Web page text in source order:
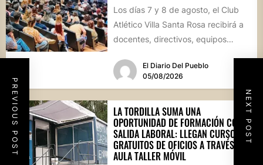
PREVIOUS POST NEXT POST
Los días 7 y 8 de agosto, el Club
Atlético Villa Santa Rosa recibirá a
docentes, directivos, equipos
El Diario Del Pueblo
05/08/2026
LA TORDILLA SUMA UNA
OPORTUNIDAD DE FORMACIÓN CON
SALIDA LABORAL: LLEGAN CURSOS
GRATUITOS DE OFICIOS A TRAVÉS DEL
AULA TALLER MÓVIL